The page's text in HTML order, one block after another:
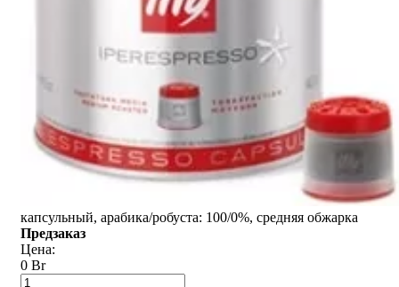
капсульный, арабика/робуста: 100/0%, средняя обжарка
Предзаказ
Цена:
0 Br